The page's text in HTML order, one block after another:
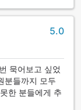
5.0
묵어보고 싶었
분들까지 모두
한 분들에게 추